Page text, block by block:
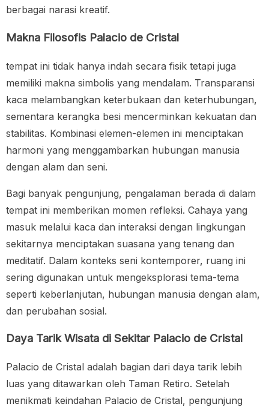
berbagai narasi kreatif.
Makna Filosofis Palacio de Cristal
tempat ini tidak hanya indah secara fisik tetapi juga
memiliki makna simbolis yang mendalam. Transparansi
kaca melambangkan keterbukaan dan keterhubungan,
sementara kerangka besi mencerminkan kekuatan dan
stabilitas. Kombinasi elemen-elemen ini menciptakan
harmoni yang menggambarkan hubungan manusia
dengan alam dan seni.
Bagi banyak pengunjung, pengalaman berada di dalam
tempat ini memberikan momen refleksi. Cahaya yang
masuk melalui kaca dan interaksi dengan lingkungan
sekitarnya menciptakan suasana yang tenang dan
meditatif. Dalam konteks seni kontemporer, ruang ini
sering digunakan untuk mengeksplorasi tema-tema
seperti keberlanjutan, hubungan manusia dengan alam,
dan perubahan sosial.
Daya Tarik Wisata di Sekitar Palacio de Cristal
Palacio de Cristal adalah bagian dari daya tarik lebih
luas yang ditawarkan oleh Taman Retiro. Setelah
menikmati keindahan Palacio de Cristal, pengunjung